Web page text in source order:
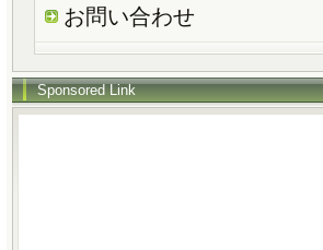
お問い合わせ
Sponsored Link